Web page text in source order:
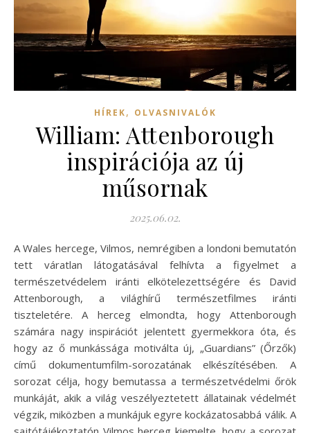
HÍREK, OLVASNIVALÓK
William: Attenborough
inspirációja az új
műsornak
2025.06.02.
A Wales hercege, Vilmos, nemrégiben a londoni bemutatón
tett váratlan látogatásával felhívta a figyelmet a
természetvédelem iránti elkötelezettségére és David
Attenborough, a világhírű természetfilmes iránti
tiszteletére. A herceg elmondta, hogy Attenborough
számára nagy inspirációt jelentett gyermekkora óta, és
hogy az ő munkássága motiválta új, „Guardians” (Őrzők)
című dokumentumfilm-sorozatának elkészítésében. A
sorozat célja, hogy bemutassa a természetvédelmi őrök
munkáját, akik a világ veszélyeztetett állatainak védelmét
végzik, miközben a munkájuk egyre kockázatosabbá válik. A